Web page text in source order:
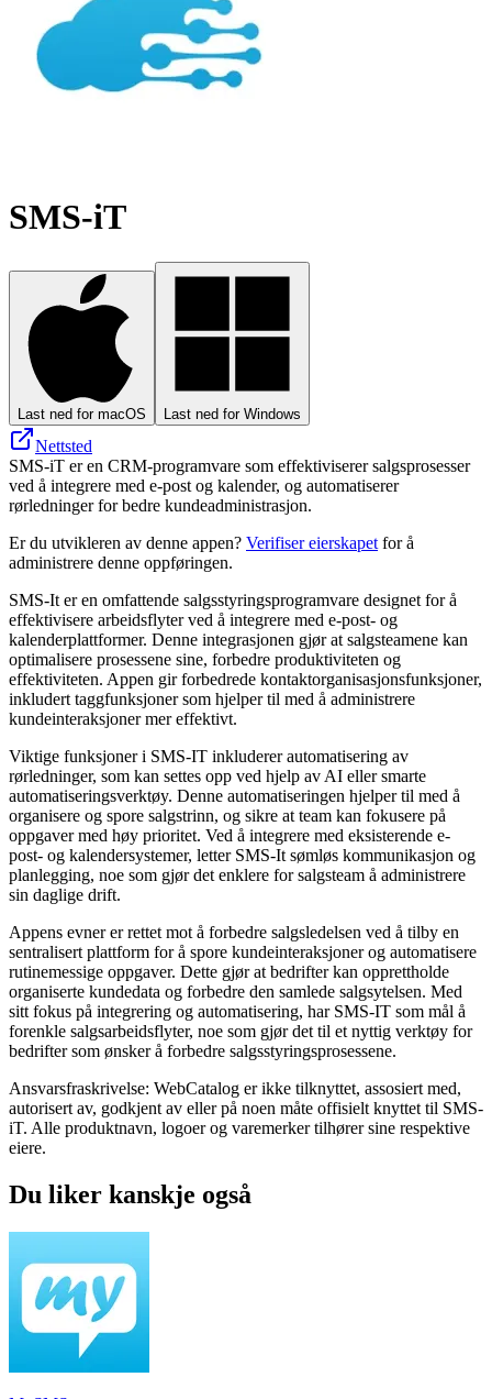
SMS-iT
Last ned for macOS Last ned for Windows
Nettsted
SMS-iT er en CRM-programvare som effektiviserer salgsprosesser
ved å integrere med e-post og kalender, og automatiserer
rørledninger for bedre kundeadministrasjon.
Er du utvikleren av denne appen? Verifiser eierskapet for å
administrere denne oppføringen.
SMS-It er en omfattende salgsstyringsprogramvare designet for å
effektivisere arbeidsflyter ved å integrere med e-post- og
kalenderplattformer. Denne integrasjonen gjør at salgsteamene kan
optimalisere prosessene sine, forbedre produktiviteten og
effektiviteten. Appen gir forbedrede kontaktorganisasjonsfunksjoner,
inkludert taggfunksjoner som hjelper til med å administrere
kundeinteraksjoner mer effektivt.
Viktige funksjoner i SMS-IT inkluderer automatisering av
rørledninger, som kan settes opp ved hjelp av AI eller smarte
automatiseringsverktøy. Denne automatiseringen hjelper til med å
organisere og spore salgstrinn, og sikre at team kan fokusere på
oppgaver med høy prioritet. Ved å integrere med eksisterende e-
post- og kalendersystemer, letter SMS-It sømløs kommunikasjon og
planlegging, noe som gjør det enklere for salgsteam å administrere
sin daglige drift.
Appens evner er rettet mot å forbedre salgsledelsen ved å tilby en
sentralisert plattform for å spore kundeinteraksjoner og automatisere
rutinemessige oppgaver. Dette gjør at bedrifter kan opprettholde
organiserte kundedata og forbedre den samlede salgsytelsen. Med
sitt fokus på integrering og automatisering, har SMS-IT som mål å
forenkle salgsarbeidsflyter, noe som gjør det til et nyttig verktøy for
bedrifter som ønsker å forbedre salgsstyringsprosessene.
Ansvarsfraskrivelse: WebCatalog er ikke tilknyttet, assosiert med,
autorisert av, godkjent av eller på noen måte offisielt knyttet til SMS-
iT. Alle produktnavn, logoer og varemerker tilhører sine respektive
eiere.
Du liker kanskje også